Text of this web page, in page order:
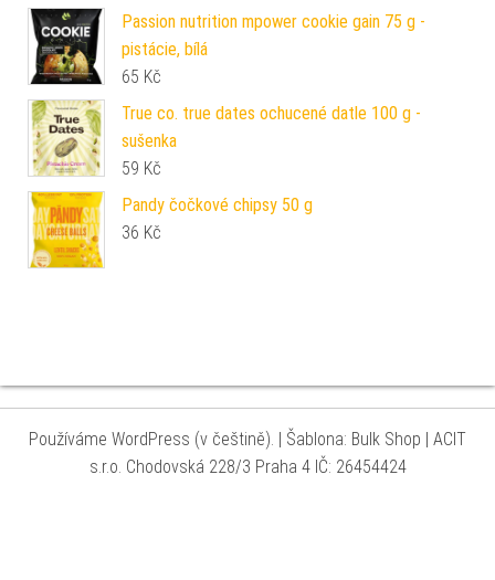
Passion nutrition mpower cookie gain 75 g -
pistácie, bílá
65 Kč
True co. true dates ochucené datle 100 g -
sušenka
59 Kč
Pandy čočkové chipsy 50 g
36 Kč
Používáme WordPress (v češtině). | Šablona: Bulk Shop | ACIT
s.r.o. Chodovská 228/3 Praha 4 IČ: 26454424